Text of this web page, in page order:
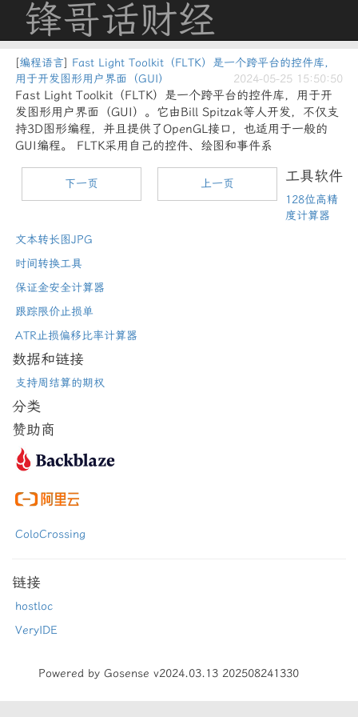
锋哥话财经
[编程语言] Fast Light Toolkit（FLTK）是一个跨平台的控件库，
用于开发图形用户界面（GUI）
2024-05-25 15:50:50
Fast Light Toolkit（FLTK）是一个跨平台的控件库，用于开
发图形用户界面（GUI）。它由Bill Spitzak等人开发，不仅支
持3D图形编程，并且提供了OpenGL接口，也适用于一般的
GUI编程。 FLTK采用自己的控件、绘图和事件系
下一页 上一页 工具软件
128位高精
度计算器
文本转长图JPG
时间转换工具
保证金安全计算器
跟踪限价止损单
ATR止损偏移比率计算器
数据和链接
支持周结算的期权
分类
赞助商
ColoCrossing
链接
hostloc
VeryIDE
Powered by Gosense v2024.03.13 202508241330